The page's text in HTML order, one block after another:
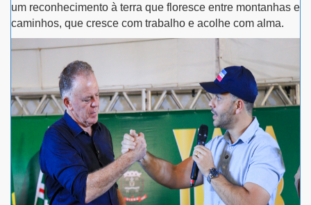
um reconhecimento à terra que floresce entre montanhas e
caminhos, que cresce com trabalho e acolhe com alma.